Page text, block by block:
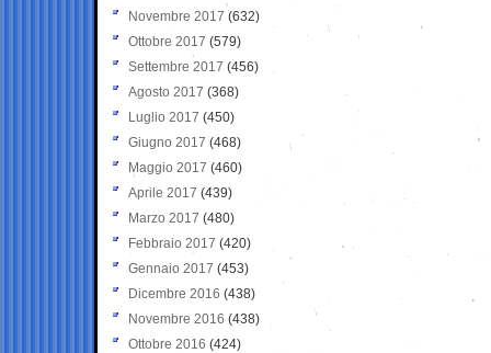
Novembre 2017 (632)
Ottobre 2017 (579)
Settembre 2017 (456)
Agosto 2017 (368)
Luglio 2017 (450)
Giugno 2017 (468)
Maggio 2017 (460)
Aprile 2017 (439)
Marzo 2017 (480)
Febbraio 2017 (420)
Gennaio 2017 (453)
Dicembre 2016 (438)
Novembre 2016 (438)
Ottobre 2016 (424)